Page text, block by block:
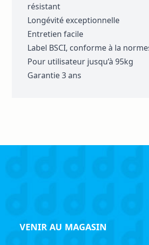
résistant
Longévité exceptionnelle
Entretien facile
Label BSCI, conforme à la
Pour utilisateur jusqu’à 95kg
Garantie 3 ans
VENIR AU MAGASIN